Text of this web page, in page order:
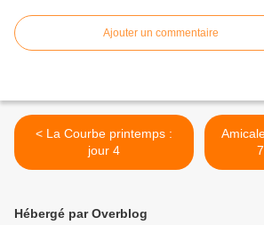
Ajouter un commentaire
< La Courbe printemps :
jour 4
Hébergé par Overblog